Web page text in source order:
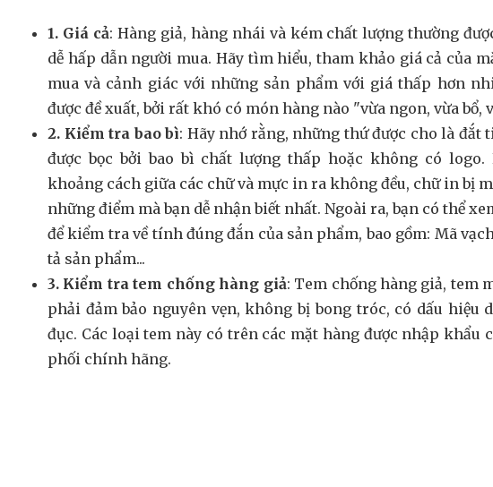
1. Giá cả: Hàng giả, hàng nhái và kém chất lượng thường
dễ hấp dẫn người mua. Hãy tìm hiểu, tham khảo giá cả của
mua và cảnh giác với những sản phẩm với giá thấp hơn
được đề xuất, bởi rất khó có món hàng nào "vừa ngon, vừa bổ,
2. Kiểm tra bao bì: Hãy nhớ rằng, những thứ được cho là đắt
được bọc bởi bao bì chất lượng thấp hoặc không có
khoảng cách giữa các chữ và mực in ra không đều, chữ in bị
những điểm mà bạn dễ nhận biết nhất. Ngoài ra, bạn có thể
để kiểm tra về tính đúng đắn của sản phẩm, bao gồm: Mã
tả sản phẩm...
3. Kiểm tra tem chống hàng giả: Tem chống hàng giả, tem
phải đảm bảo nguyên vẹn, không bị bong tróc, có dấu hiệu
đục. Các loại tem này có trên các mặt hàng được nhập khẩu
phối chính hãng.